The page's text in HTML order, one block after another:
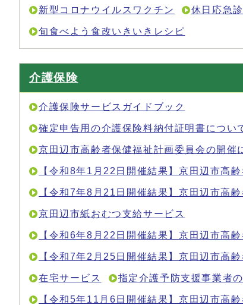
新型コロナウイルスワクチン 休日応急
旬食べよう食改いきいきレシピ
介護保険
介護保険サービスガイドブック
確定申告用の介護保険料納付証明書につい
京田辺市高齢者保健福祉計画委員会の開催
【令和8年1月22日開催結果】京田辺市高
【令和7年8月21日開催結果】京田辺市高
京田辺市紙おむつ支給サービス
【令和6年8月22日開催結果】京田辺市高
【令和7年2月25日開催結果】京田辺市高
在宅サービス 指定介護予防支援事業者
【令和5年11月6日開催結果】京田辺市高